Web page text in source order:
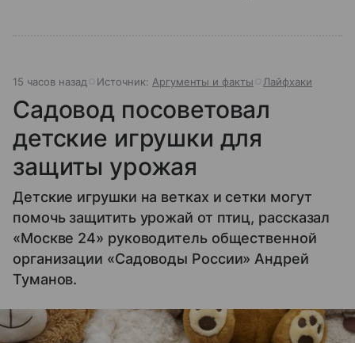
15 часов назад Источник: Аргументы и факты Лайфхаки
Садовод посоветовал
детские игрушки для
защиты урожая
Детские игрушки на ветках и сетки могут
помочь защитить урожай от птиц, рассказал
«Москве 24» руководитель общественной
организации «Садоводы России» Андрей
Туманов.